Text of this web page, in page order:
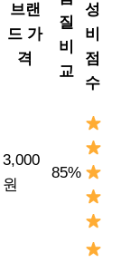
브랜
드 가
격
질
비
교
성
비
점
수
3,000
원
85%